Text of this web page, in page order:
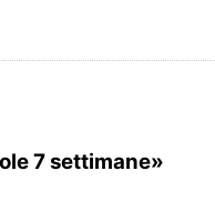
7 settimane»